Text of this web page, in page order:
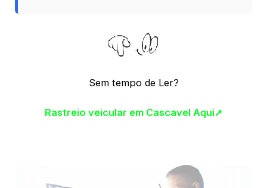
Sem tempo de Ler?
Rastreio veicular em Cascavel Aqui➚